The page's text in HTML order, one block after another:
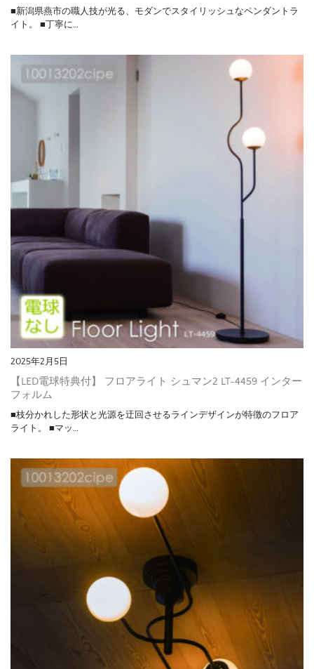
■新潟県燕市の職人技が光る、モダンでスタイリッシュなペンダントラ
イト。 ■丁寧に…
2025年2月5日
【LED電球特典付】 フロアライト シュマン2 LT-4459 インター
フォルム
■枝分かれした形状と光源を迂回させるラインデザインが特徴のフロア
ライト。 ■マッ…